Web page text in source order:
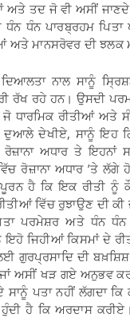
ਅਤੇ ਤਦ ਜੋ ਵੀ ਅਸੀਂ
ਧੰਨ ਧੰਨ ਪਾਰਬ੍ਰਹਮ
ਮਾਨਸਰੋਵਰ ਦੀ ਝਲਕ
ਨਾਲ ਸਾਨੂੰ
ਰੱਖ ਰਹੇ ਹਨ। ਉਸਦੀ
ਧਾਰਮਿਕ ਰੀਤੀਆਂ ਅਤੇ
ਦੇਖੀਏ, ਸਾਨੂੰ ਇਹ
ਅਧਾਰ ਤੇ ਇਹਨਾਂ
ਰੋਜ਼ਾਨਾ ਅਧਾਰ ’ਤੇ
ਹੈ ਕਿ ਇਕ ਰੀਤੀ ਨੂੰ
ਵਿੱਚ ਰੁਝਾਉਣ ਦੀ
ਪਰਮੇਸ਼ਰ ਅਤੇ ਧੰਨ
ਜਿਹੀਆਂ ਕਿਸਮਾਂ ਦੇ
ਦੀ
ਅਸੀਂ ਖੜ ਗਏ ਅਨੁਭਵ
ਪਤਾ ਨਹੀਂ ਲੱਗਦਾ ਕਿ
ਹੈ ਕਿ ਅਰਦਾਸ